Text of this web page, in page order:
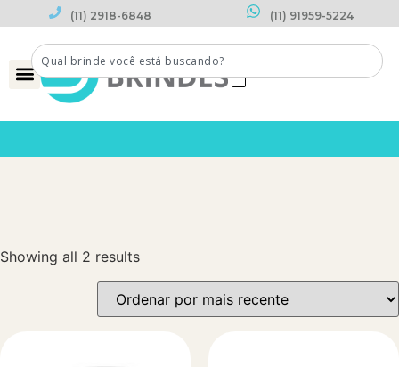
(11) 2918-6848 (11) 91959-5224
Showing all 2 results